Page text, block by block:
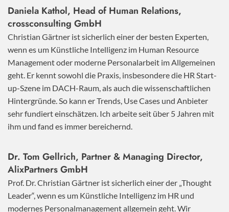
Daniela Kathol, Head of Human Relations,
crossconsulting GmbH
Christian Gärtner ist sicherlich einer der besten Experten,
wenn es um Künstliche Intelligenz im Human Resource
Management oder moderne Personalarbeit im Allgemeinen
geht. Er kennt sowohl die Praxis, insbesondere die HR Start-
up-Szene im DACH-Raum, als auch die wissenschaftlichen
Hintergründe. So kann er Trends, Use Cases und Anbieter
sehr fundiert einschätzen. Ich arbeite seit über 5 Jahren mit
ihm und fand es immer bereichernd.
Dr. Tom Gellrich, Partner & Managing Director,
AlixPartners GmbH
Prof. Dr. Christian Gärtner ist sicherlich einer der „Thought
Leader“, wenn es um Künstliche Intelligenz im HR und
modernes Personalmanagement allgemein geht. Wir